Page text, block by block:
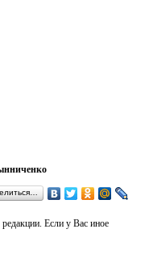
Если у Вас иное